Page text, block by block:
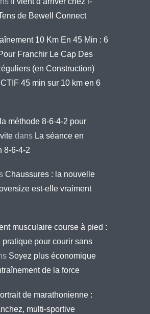
de Bewell Connect
10 Km En 45 Min : 6
Franchir Le Cap Des
(en Construction)
45 min sur 10 km en 6
méthode 8-6-4-2 pour
dans La séance en
8-6-4-2
Chaussures : la nouvelle
est-elle vraiment
musculaire course à pied :
pratique pour courir sans
Soyez plus économique
de la force
de marathonienne :
multi-sportive